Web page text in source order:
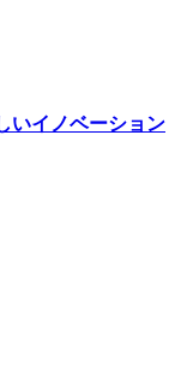
いイノベーション